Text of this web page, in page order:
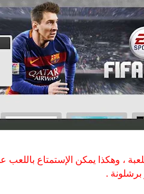
، وهكذا يمكن الإستمتاع
.